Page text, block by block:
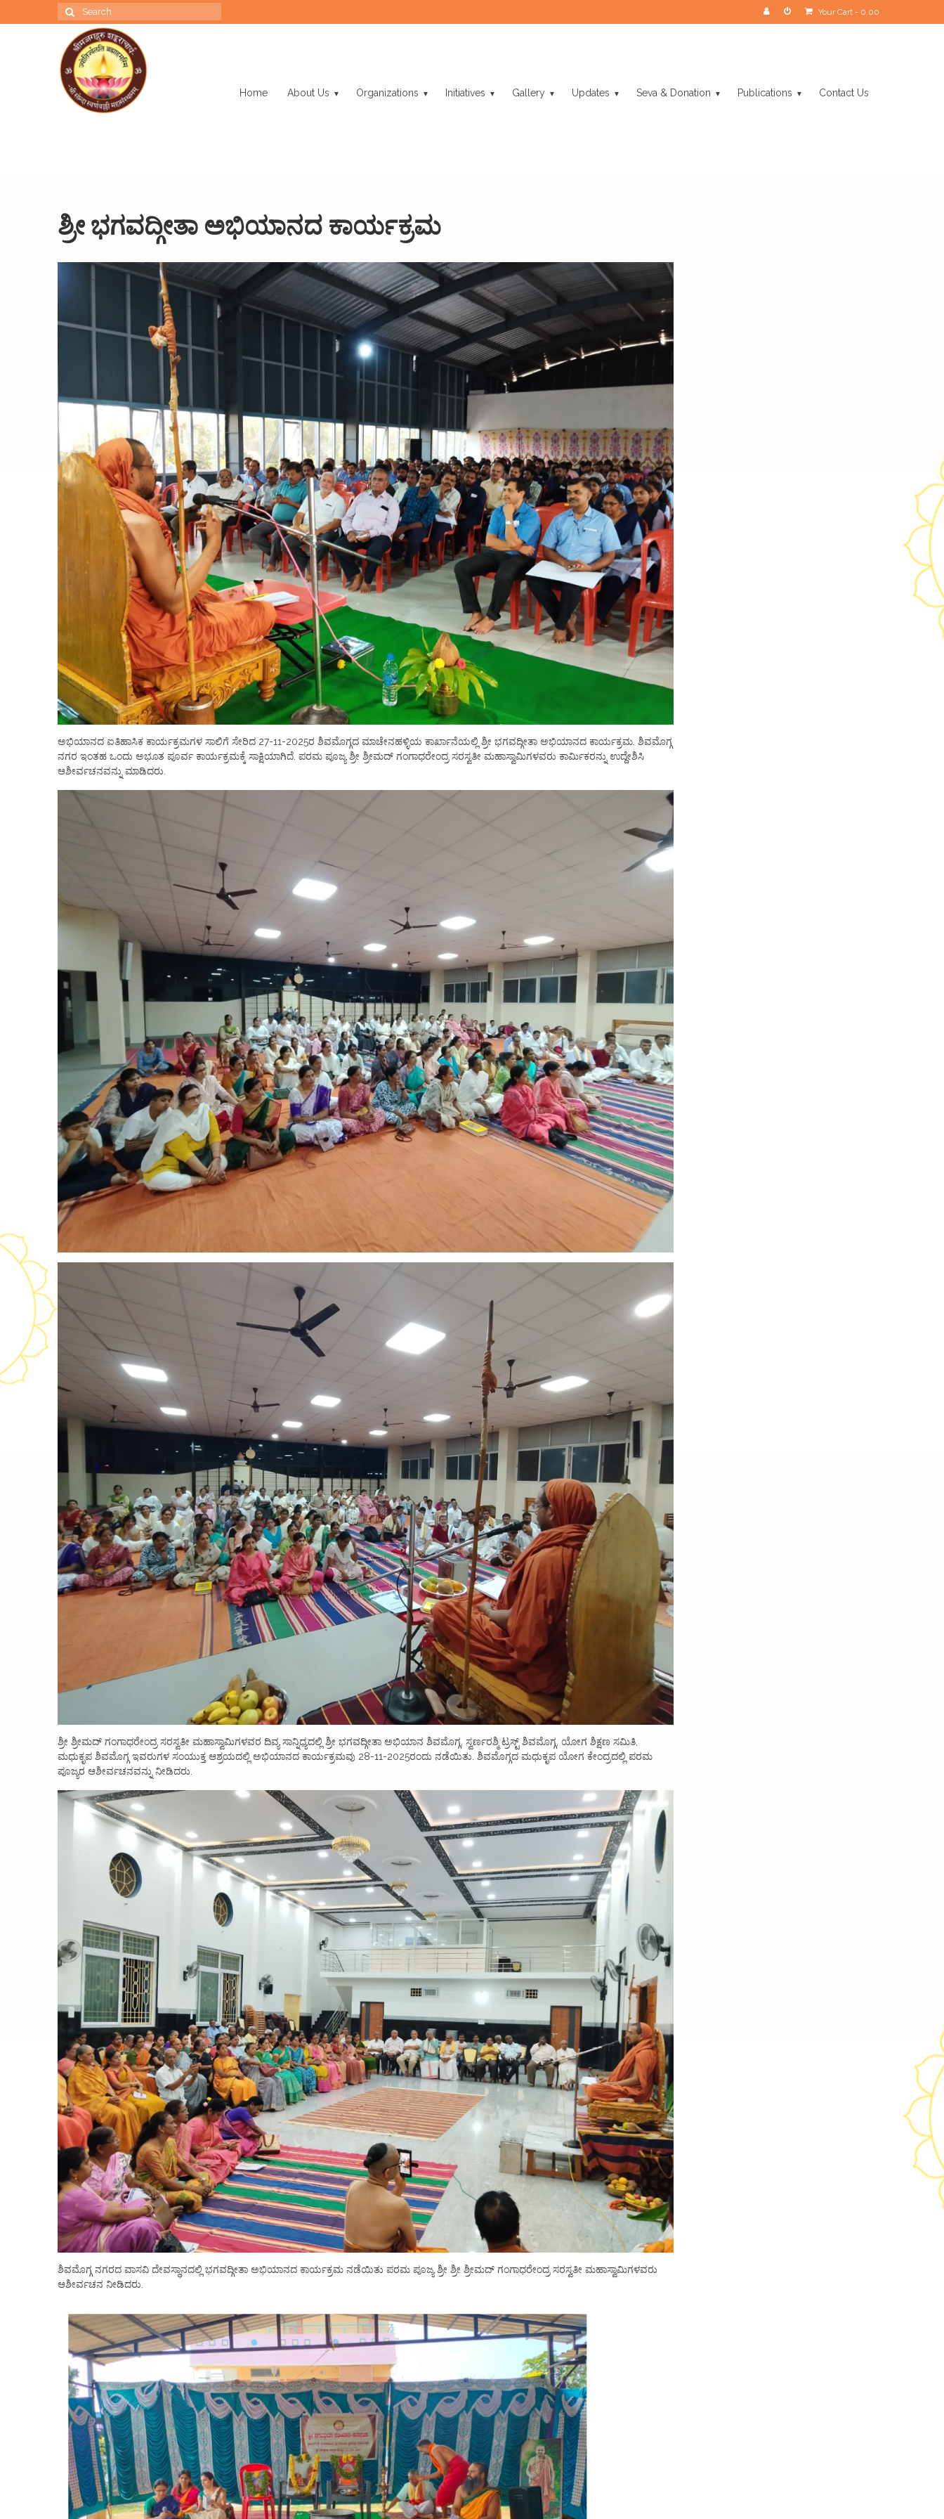
Your Cart - 0.00
Search
for:
Home About Us Organizations Initiatives Gallery Updates Seva & Donation Publications Contact Us
ಶ್ರೀ ಭಗವದ್ಗೀತಾ ಅಭಿಯಾನದ ಕಾರ್ಯಕ್ರಮ
ಅಭಿಯಾನದ ಐತಿಹಾಸಿಕ ಕಾರ್ಯಕ್ರಮಗಳ ಸಾಲಿಗೆ ಸೇರಿದ 27-11-2025ರ ಶಿವಮೊಗ್ಗದ ಮಾಚೇನಹಳ್ಳಿಯ ಕಾರ್ಖಾನೆಯಲ್ಲಿ ಶ್ರೀ ಭಗವದ್ಗೀತಾ ಅಭಿಯಾನದ ಕಾರ್ಯಕ್ರಮ. ಶಿವಮೊಗ್ಗ
ನಗರ ಇಂತಹ ಒಂದು ಅಭೂತ ಪೂರ್ವ ಕಾರ್ಯಕ್ರಮಕ್ಕೆ ಸಾಕ್ಷಿಯಾಗಿದೆ. ಪರಮ ಪೂಜ್ಯ ಶ್ರೀ ಶ್ರೀಮದ್ ಗಂಗಾಧರೇಂದ್ರ ಸರಸ್ವತೀ ಮಹಾಸ್ವಾಮಿಗಳವರು ಕಾರ್ಮಿಕರನ್ನು ಉದ್ದೇಶಿಸಿ
ಆಶೀರ್ವಚನವನ್ನು ಮಾಡಿದರು.
ಶ್ರೀ ಶ್ರೀಮದ್ ಗಂಗಾಧರೇಂದ್ರ ಸರಸ್ವತೀ ಮಹಾಸ್ವಾಮಿಗಳವರ ದಿವ್ಯ ಸಾನ್ನಿಧ್ಯದಲ್ಲಿ ಶ್ರೀ ಭಗವದ್ಗೀತಾ ಅಭಿಯಾನ ಶಿವಮೊಗ್ಗ, ಸ್ವರ್ಣರಶ್ಮಿ ಟ್ರಸ್ಟ್ ಶಿವಮೊಗ್ಗ, ಯೋಗ ಶಿಕ್ಷಣ ಸಮಿತಿ,
ಮಧುಕೃಪ ಶಿವಮೊಗ್ಗ ಇವರುಗಳ ಸಂಯುಕ್ತ ಆಶ್ರಯದಲ್ಲಿ ಅಭಿಯಾನದ ಕಾರ್ಯಕ್ರಮವು 28-11-2025ರಂದು ನಡೆಯಿತು. ಶಿವಮೊಗ್ಗದ ಮಧುಕೃಪ ಯೋಗ ಕೇಂದ್ರದಲ್ಲಿ ಪರಮ
ಪೂಜ್ಯರ ಆಶೀರ್ವಚನವನ್ನು ನೀಡಿದರು.
ಶಿವಮೊಗ್ಗ ನಗರದ ವಾಸವಿ ದೇವಸ್ಥಾನದಲ್ಲಿ ಭಗವದ್ಗೀತಾ ಅಭಿಯಾನದ ಕಾರ್ಯಕ್ರಮ ನಡೆಯಿತು ಪರಮ ಪೂಜ್ಯ ಶ್ರೀ ಶ್ರೀ ಶ್ರೀಮದ್ ಗಂಗಾಧರೇಂದ್ರ ಸರಸ್ವತೀ ಮಹಾಸ್ವಾಮಿಗಳವರು
ಆಶೀರ್ವಚನ ನೀಡಿದರು.